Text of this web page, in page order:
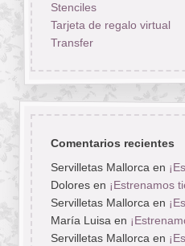
Stenciles
Tarjeta de regalo virtual
Transfer
Comentarios recientes
Servilletas Mallorcaen
Doloresen ¡Estrenamos
Servilletas Mallorcaen
María Luisaen
Servilletas Mallorcaen